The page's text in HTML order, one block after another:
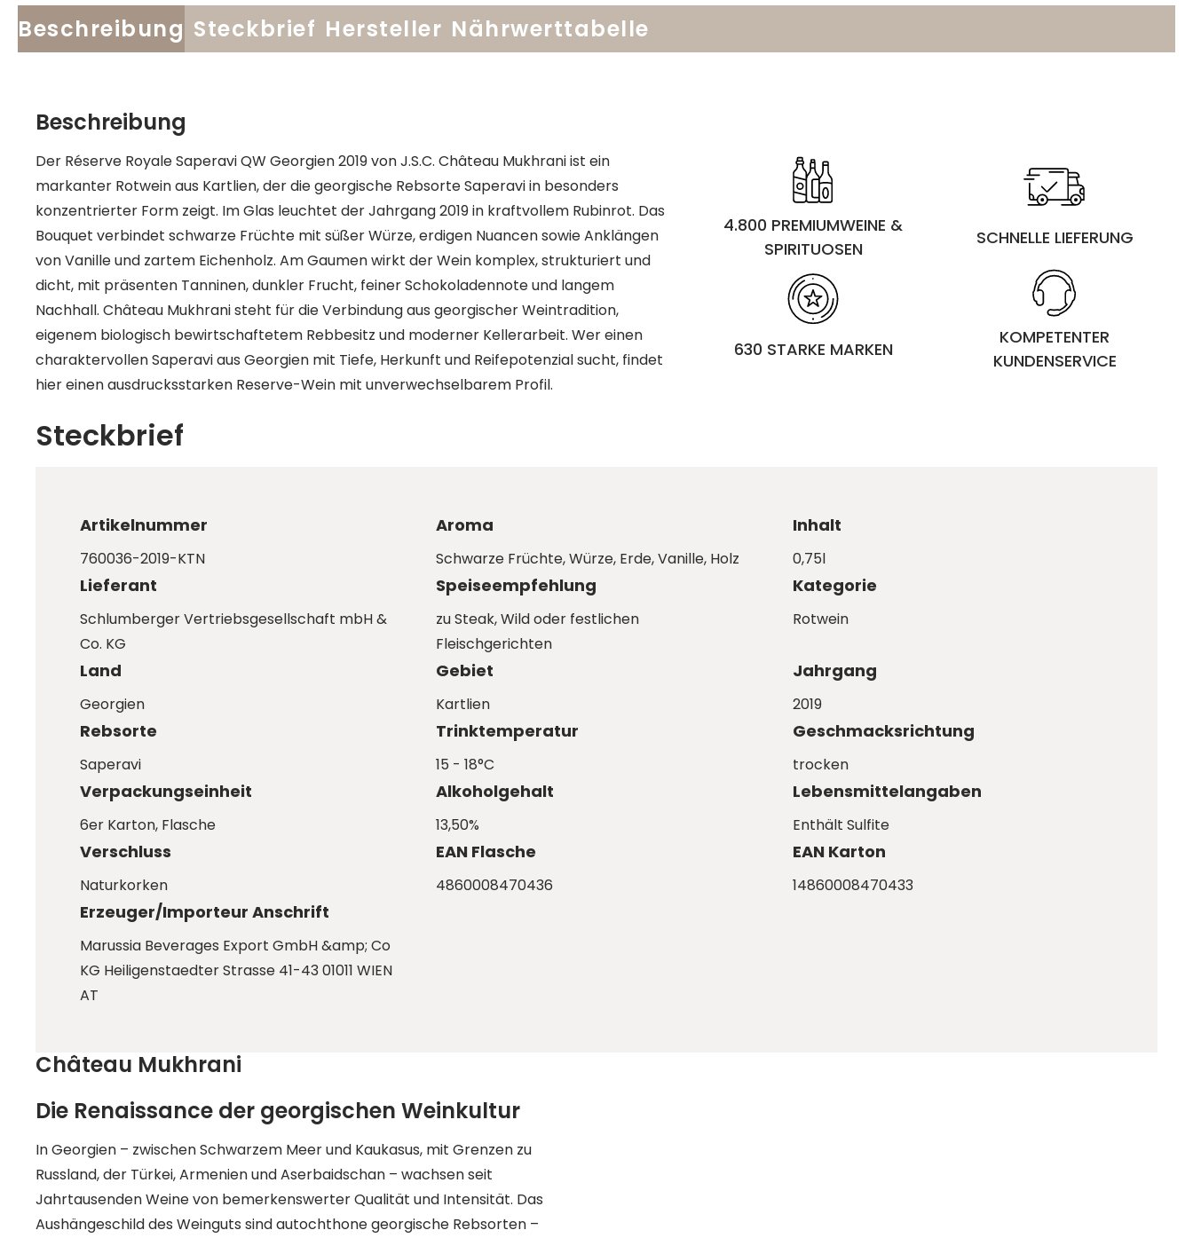
Beschreibung Steckbrief Hersteller Nährwerttabelle
Beschreibung
Der Réserve Royale Saperavi QW Georgien 2019 von J.S.C. Château Mukhrani ist ein
markanter Rotwein aus Kartlien, der die georgische Rebsorte Saperavi in besonders
konzentrierter Form zeigt. Im Glas leuchtet der Jahrgang 2019 in kraftvollem Rubinrot. Das
Bouquet verbindet schwarze Früchte mit süßer Würze, erdigen Nuancen sowie Anklängen
von Vanille und zartem Eichenholz. Am Gaumen wirkt der Wein komplex, strukturiert und
dicht, mit präsenten Tanninen, dunkler Frucht, feiner Schokoladennote und langem
Nachhall. Château Mukhrani steht für die Verbindung aus georgischer Weintradition,
eigenem biologisch bewirtschaftetem Rebbesitz und moderner Kellerarbeit. Wer einen
charaktervollen Saperavi aus Georgien mit Tiefe, Herkunft und Reifepotenzial sucht, findet
hier einen ausdrucksstarken Reserve-Wein mit unverwechselbarem Profil.
4.800 PREMIUMWEINE &
SPIRITUOSEN
SCHNELLE LIEFERUNG
630 STARKE MARKEN
KOMPETENTER
KUNDENSERVICE
Steckbrief
Artikelnummer
760036-2019-KTN
Aroma
Schwarze Früchte, Würze, Erde, Vanille, Holz
Inhalt
0,75l
Lieferant
Schlumberger Vertriebsgesellschaft mbH &
Co. KG
Speiseempfehlung
zu Steak, Wild oder festlichen
Fleischgerichten
Kategorie
Rotwein
Land
Georgien
Gebiet
Kartlien
Jahrgang
2019
Rebsorte
Saperavi
Trinktemperatur
15 - 18°C
Geschmacksrichtung
trocken
Verpackungseinheit
6er Karton, Flasche
Alkoholgehalt
13,50%
Lebensmittelangaben
Enthält Sulfite
Verschluss
Naturkorken
EAN Flasche
4860008470436
EAN Karton
14860008470433
Erzeuger/Importeur Anschrift
Marussia Beverages Export GmbH &amp; Co
KG Heiligenstaedter Strasse 41-43 01011 WIEN
AT
Château Mukhrani
Die Renaissance der georgischen Weinkultur
In Georgien – zwischen Schwarzem Meer und Kaukasus, mit Grenzen zu
Russland, der Türkei, Armenien und Aserbaidschan – wachsen seit
Jahrtausenden Weine von bemerkenswerter Qualität und Intensität. Das
Aushängeschild des Weinguts sind autochthone georgische Rebsorten –